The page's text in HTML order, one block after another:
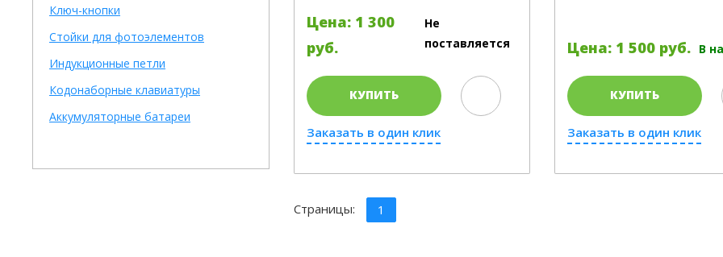
Ключ-кнопки
Стойки для фотоэлементов
Индукционные петли
Кодонаборные клавиатуры
Аккумуляторные батареи
Цена: 1 300
руб.
Не
поставляется
КУПИТЬ
Заказать в один клик
Цена: 1 500 руб. В
КУПИТЬ
Заказать в один клик
Страницы: 1